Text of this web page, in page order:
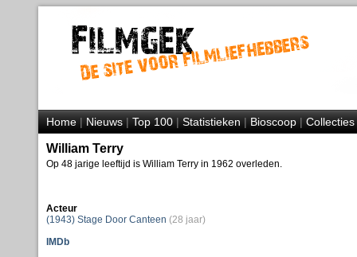
Home|Nieuws|Top 100|Statistieken|Bioscoop|Collecties
William Terry
Op 48 jarige leeftijd is William Terry in 1962 overleden.
Acteur
(1943) Stage Door Canteen (28 jaar)
IMDb